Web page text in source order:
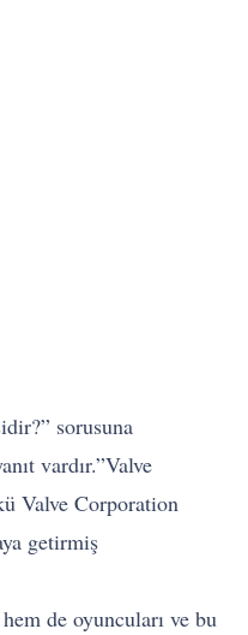
sorusuna
vardır.”Valve
Valve Corporation
getirmiş
de oyuncuları ve bu